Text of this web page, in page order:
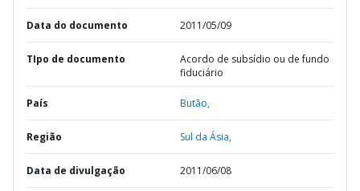
Data do documento 2011/05/09
TIpo de documento
Acordo de subsídio ou de fundo
fiduciário
País Butão,
Região Sul da Ásia,
Data de divulgação 2011/06/08